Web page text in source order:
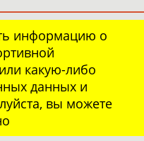
информацию о
какую-либо
данных и
вы можете